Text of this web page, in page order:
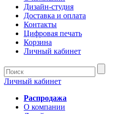
Дизайн-студия
Доставка и оплата
Контакты
Цифровая печать
Корзина
Личный кабинет
Личный кабинет
Распродажа
О компании